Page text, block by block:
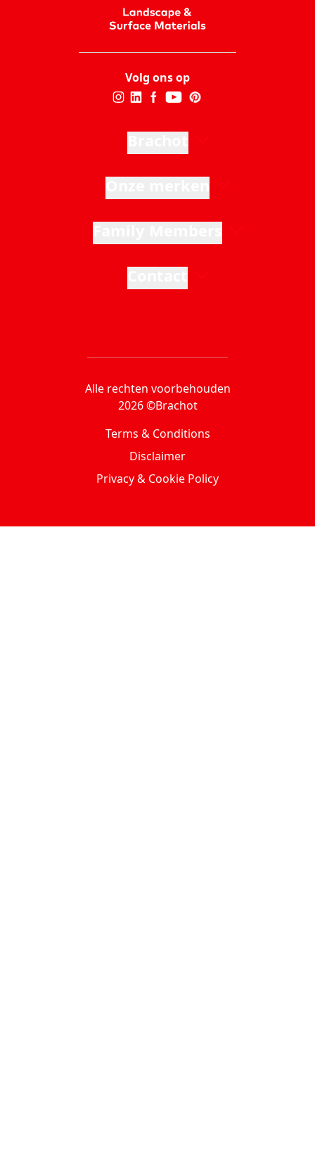
Volg ons op
Alle rechten voorbehouden
2026 ©Brachot
Terms & Conditions
Disclaimer
Privacy & Cookie Policy